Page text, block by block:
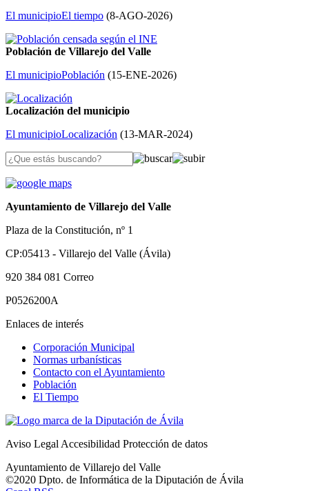
El municipioEl tiempo (8-AGO-2026)
Población de Villarejo del Valle
El municipioPoblación (15-ENE-2026)
Localización del municipio
El municipioLocalización (13-MAR-2024)
Ayuntamiento de Villarejo del Valle
Plaza de la Constitución, nº 1
CP:05413 - Villarejo del Valle (Ávila)
920 384 081 Correo
P0526200A
Enlaces de interés
Corporación Municipal
Normas urbanísticas
Contacto con el Ayuntamiento
Población
El Tiempo
Aviso LegalAccesibilidad Protección de datos
Ayuntamiento de Villarejo del Valle
©2020 Dpto. de Informática de la Diputación de Ávila